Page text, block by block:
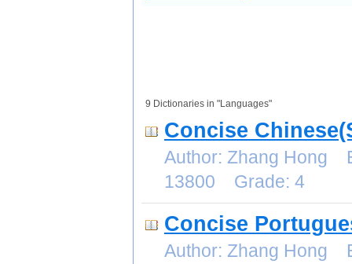
9 Dictionaries in "Languages"
Concise
Author: Zhang Hong
13800 Grade: 4
Concise
Author: Zhang Hong